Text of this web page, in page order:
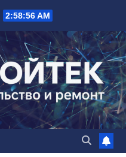
2:58:57 AM